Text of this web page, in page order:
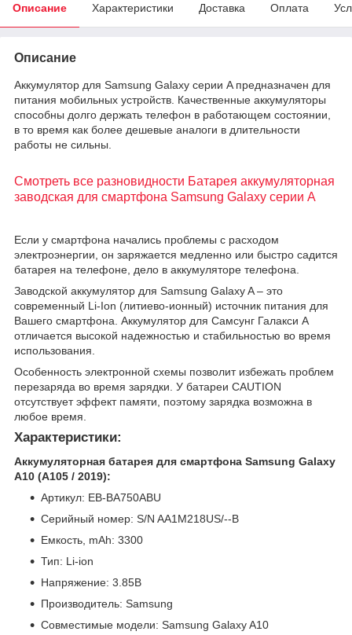
Описание Характеристики Доставка Оплата
Описание
Аккyмyлятop для Samsung Galaxy серии A предназначен для
питания мобильных устройств. Качественные аккумуляторы
способны долго держать телефон в работающем состоянии,
в то время как более дешевые аналоги в длительности
работы не сильны.
Смотреть все разновидности Батарея аккумуляторная
заводская для смартфона Samsung Galaxy серии A
Если у смартфона начались проблемы с расходом
электроэнергии, он заряжается медленно или быстро садится
батарея на телефоне, дело в аккумуляторе телефона.
Заводской аккумулятор для Samsung Galaxy A – это
современный Li-Ion (литиево-ионный) источник питания для
Вашего смартфона. Аккумулятор для Самсунг Галакси A
отличается высокой надежностью и стабильностью во время
использования.
Особенность электронной схемы позволит избежать проблем
перезаряда во время зарядки. У батареи CAUTION
отсутствует эффект памяти, поэтому зарядка возможна в
любое время.
Характеристики:
Аккумуляторная батарея для смартфона Samsung Galaxy
A10 (A105 / 2019):
Артикул: EB-BA750ABU
Серийный номер: S/N AA1M218US/--B
Емкость, mAh: 3300
Тип: Li-ion
Напряжение: 3.85В
Производитель: Samsung
Совместимые модели: Samsung Galaxy A10